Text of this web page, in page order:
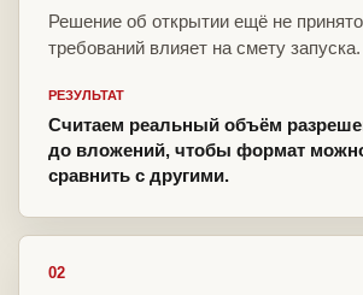
Решение об открытии ещё не
требований влияет на смету запуска.
РЕЗУЛЬТАТ
Считаем реальный объём
до вложений, чтобы формат
сравнить с другими.
02